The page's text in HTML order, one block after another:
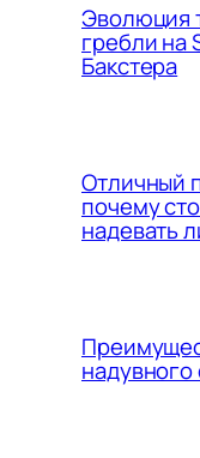
Эволюция
гребли на
Бакстера
Отличный
почему
надевать
надувного